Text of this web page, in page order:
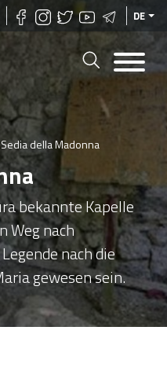
DE
Sedia della Madonna
bekannte Kapelle
Weg nach
nach die
gewesen sein.